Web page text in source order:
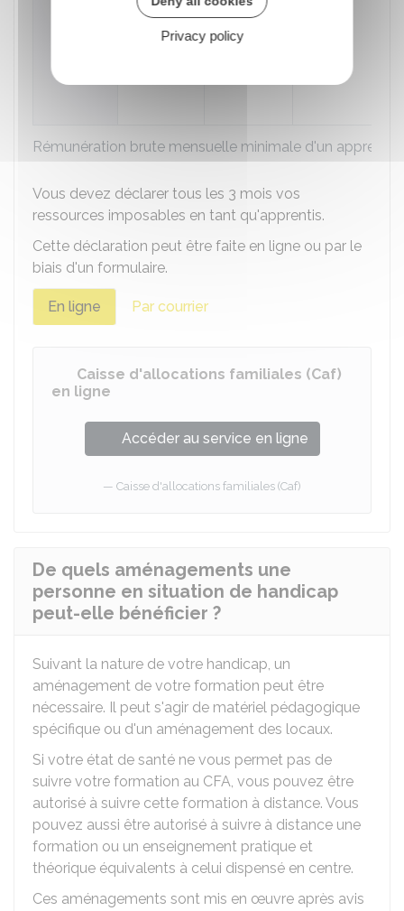
Rémunération brute mensuelle minimale d'un apprenti
Vous devez déclarer tous les 3 mois vos
ressources imposables en tant qu'apprentis.
Cette déclaration peut être faite en ligne ou par le
biais d'un formulaire.
En ligne Par courrier
Caisse d'allocations familiales (Caf)
en ligne
Accéder au service en ligne
Caisse d'allocations familiales (Caf)
De quels aménagements une
personne en situation de handicap
peut-elle bénéficier ?
Suivant la nature de votre handicap, un
aménagement de votre formation peut être
nécessaire. Il peut s'agir de matériel pédagogique
spécifique ou d'un aménagement des locaux.
Si votre état de santé ne vous permet pas de
suivre votre formation au CFA, vous pouvez être
autorisé à suivre cette formation à distance. Vous
pouvez aussi être autorisé à suivre à distance une
formation ou un enseignement pratique et
théorique équivalents à celui dispensé en centre.
Ces aménagements sont mis en œuvre après avis
Privacy policy